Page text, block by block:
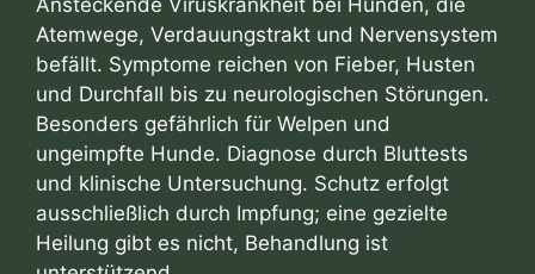
Atemwege, Verdauungstrakt und Nervensystem
befällt. Symptome reichen von Fieber, Husten
und Durchfall bis zu neurologischen Störungen.
Besonders gefährlich für Welpen und
ungeimpfte Hunde. Diagnose durch Bluttests
und klinische Untersuchung. Schutz erfolgt
ausschließlich durch Impfung; eine gezielte
Heilung gibt es nicht, Behandlung ist